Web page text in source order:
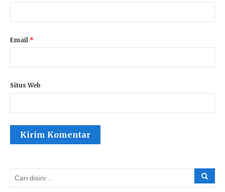
Email *
Situs Web